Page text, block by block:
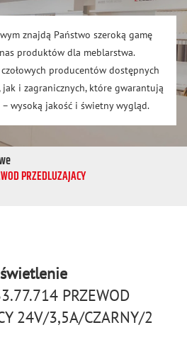
znajdą Państwo szeroką gamę
produktów dla meblarstwa.
producentów dostępnych
i zagranicznych, które gwarantują
wysoką jakość i świetny wygląd.
PRZEDLUZAJACY
PRZEWOD
24V/3,5A/CZARNY/2